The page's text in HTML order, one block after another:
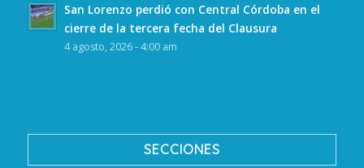
San Lorenzo perdió con Central Córdoba en el
cierre de la tercera fecha del Clausura
4 agosto, 2026 - 4:00 am
SECCIONES